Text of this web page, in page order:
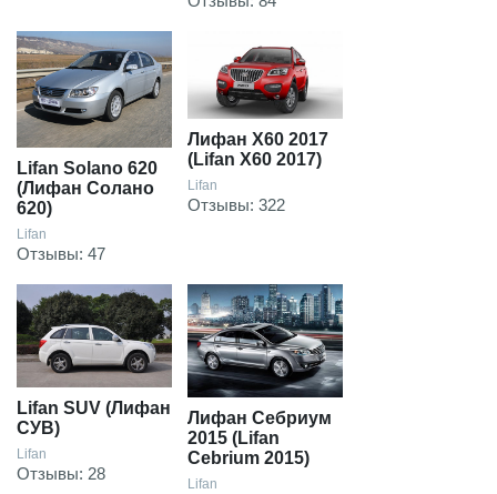
Lifan Solano 620
(Лифан Солано
620)
Lifan
Отзывы: 47
Лифан Х60 2017
(Lifan X60 2017)
Lifan
Отзывы: 322
Lifan SUV (Лифан
СУВ)
Lifan
Отзывы: 28
Лифан Себриум
2015 (Lifan
Cebrium 2015)
Lifan